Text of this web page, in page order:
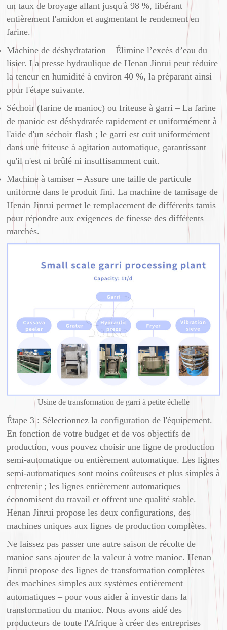
un taux de broyage allant jusqu'à 98 %, libérant
entièrement l'amidon et augmentant le rendement en
farine.
Machine de déshydratation – Élimine l’excès d’eau du
lisier. La presse hydraulique de Henan Jinrui peut réduire
la teneur en humidité à environ 40 %, la préparant ainsi
pour l'étape suivante.
Séchoir (farine de manioc) ou friteuse à garri – La farine
de manioc est déshydratée rapidement et uniformément à
l'aide d'un séchoir flash ; le garri est cuit uniformément
dans une friteuse à agitation automatique, garantissant
qu'il n'est ni brûlé ni insuffisamment cuit.
Machine à tamiser – Assure une taille de particule
uniforme dans le produit fini. La machine de tamisage de
Henan Jinrui permet le remplacement de différents tamis
pour répondre aux exigences de finesse des différents
marchés.
Usine de transformation de garri à petite échelle
Étape 3 : Sélectionnez la configuration de l'équipement.
En fonction de votre budget et de vos objectifs de
production, vous pouvez choisir une ligne de production
semi-automatique ou entièrement automatique. Les lignes
semi-automatiques sont moins coûteuses et plus simples à
entretenir ; les lignes entièrement automatiques
économisent du travail et offrent une qualité stable.
Henan Jinrui propose les deux configurations, des
machines uniques aux lignes de production complètes.
Ne laissez pas passer une autre saison de récolte de
manioc sans ajouter de la valeur à votre manioc. Henan
Jinrui propose des lignes de transformation complètes –
des machines simples aux systèmes entièrement
automatiques – pour vous aider à investir dans la
transformation du manioc. Nous avons aidé des
producteurs de toute l'Afrique à créer des entreprises